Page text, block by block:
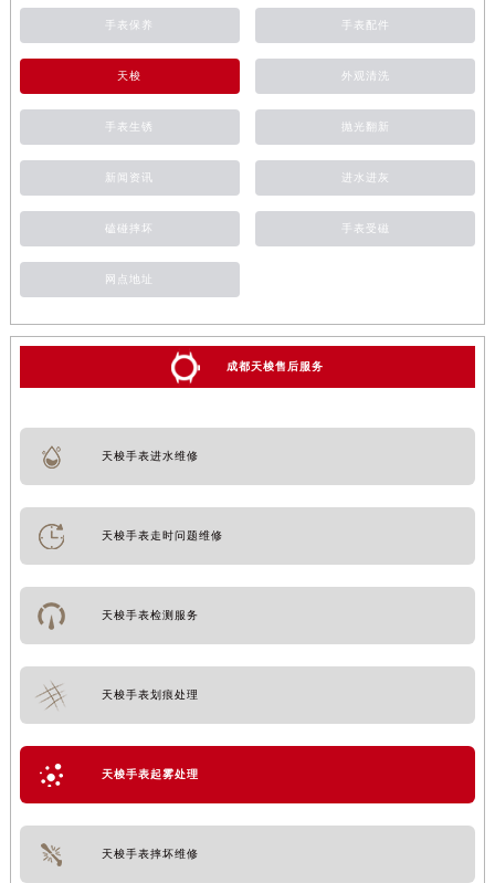
手表保养 手表配件
天梭 外观清洗
手表生锈 抛光翻新
新闻资讯 进水进灰
磕碰摔坏 手表受磁
网点地址
成都天梭售后服务
天梭手表进水维修
天梭手表走时问题维修
天梭手表检测服务
天梭手表划痕处理
天梭手表起雾处理
天梭手表摔坏维修